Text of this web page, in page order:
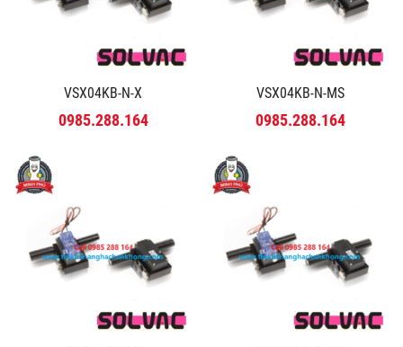
VSX04KB-N-X
0985.288.164
VSX04KB-N-MS
0985.288.164